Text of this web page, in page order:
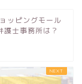
ッピングモール
士事務所は？